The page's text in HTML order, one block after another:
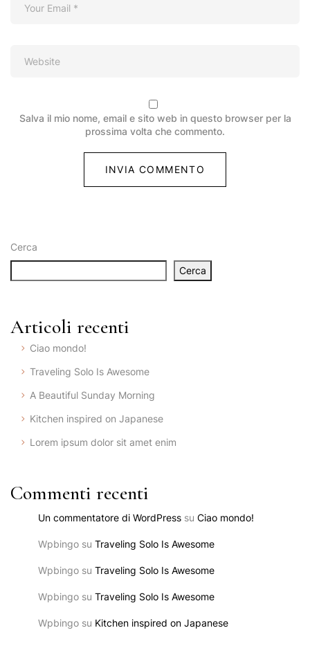
Cerca
Cerca
Articoli recenti
Ciao mondo!
Traveling Solo Is Awesome
A Beautiful Sunday Morning
Kitchen inspired on Japanese
Lorem ipsum dolor sit amet enim
Commenti recenti
Un commentatore di WordPress su Ciao mondo!
Wpbingo su Traveling Solo Is Awesome
Wpbingo su Traveling Solo Is Awesome
Wpbingo su Traveling Solo Is Awesome
Wpbingo su Kitchen inspired on Japanese
Salva il mio nome, email e sito web in questo browser per la
prossima volta che commento.